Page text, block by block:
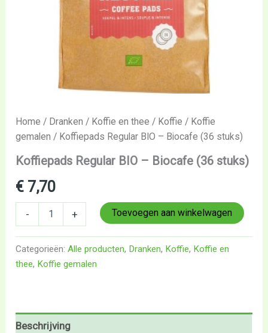
Home / Dranken / Koffie en thee / Koffie / Koffie
gemalen / Koffiepads Regular BIO – Biocafe (36 stuks)
Koffiepads Regular BIO – Biocafe (36 stuks)
€ 7,70
- + Toevoegen aan winkelwagen
Categorieën:Alle producten, Dranken, Koffie, Koffie en
thee, Koffie gemalen
Beschrijving